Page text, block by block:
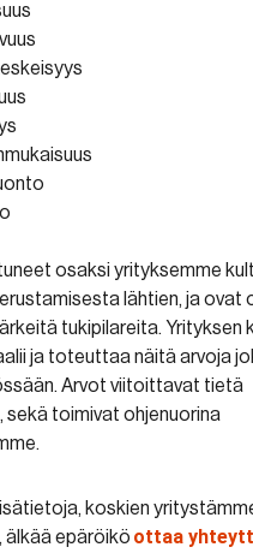
osaksi yrityksemme
lähtien, ja ovat
tukipilareita. Yrityksen
ja toteuttaa näitä arvoja
Arvot viitoittavat tietä
sekä toimivat ohjenuorina
koskien
älkää epäröikö ottaa